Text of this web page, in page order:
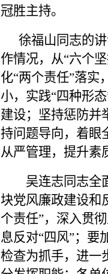
冠胜主持。
徐福山同志的讲
作情况，从“六个
化“两个责任”落实
小，实践“四种形
建设；坚持惩防并
持问题导向，着眼
从严管理，提升素
吴连志同志全
块党风廉政建设和
个责任”，深入贯
息反对“四风”；要
检查为抓手，进一